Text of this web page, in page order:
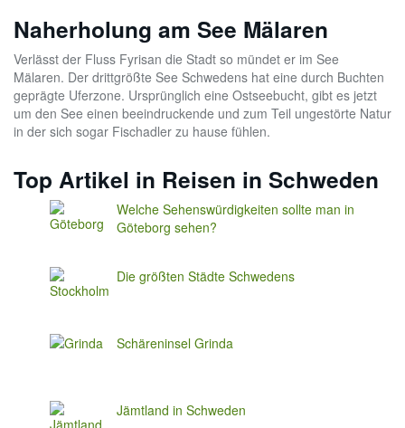
Naherholung am See Mälaren
Verlässt der Fluss Fyrisan die Stadt so mündet er im See
Mälaren. Der drittgrößte See Schwedens hat eine durch Buchten
geprägte Uferzone. Ursprünglich eine Ostseebucht, gibt es jetzt
um den See einen beeindruckende und zum Teil ungestörte Natur
in der sich sogar Fischadler zu hause fühlen.
Top Artikel in Reisen in Schweden
Welche Sehenswürdigkeiten sollte man in
Göteborg sehen?
Die größten Städte Schwedens
Schäreninsel Grinda
Jämtland in Schweden